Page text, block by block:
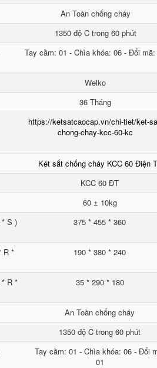
An Toàn chống cháy
1350 độ C trong 60 phút
Tay cầm: 01 - Chìa khóa: 06 - Đổi
Welko
36 Tháng
https://ketsatcaocap.vn/chi-tiet/ket-
chong-chay-kcc-60-kc
Két sắt chống cháy KCC 60 Điện
KCC 60 ĐT
60 ± 10kg
S )
375 * 455 * 360
R *
190 * 380 * 240
R *
35 * 290 * 180
An Toàn chống cháy
1350 độ C trong 60 phút
Tay cầm: 01 - Chìa khóa: 06 - Đổi
01